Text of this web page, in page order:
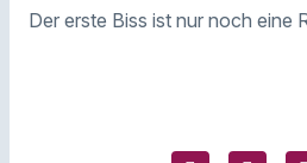
Der erste Biss ist nur noch eine